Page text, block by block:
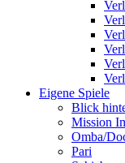
Eigene Spiele
Blick
Mission
Omba/
Pari